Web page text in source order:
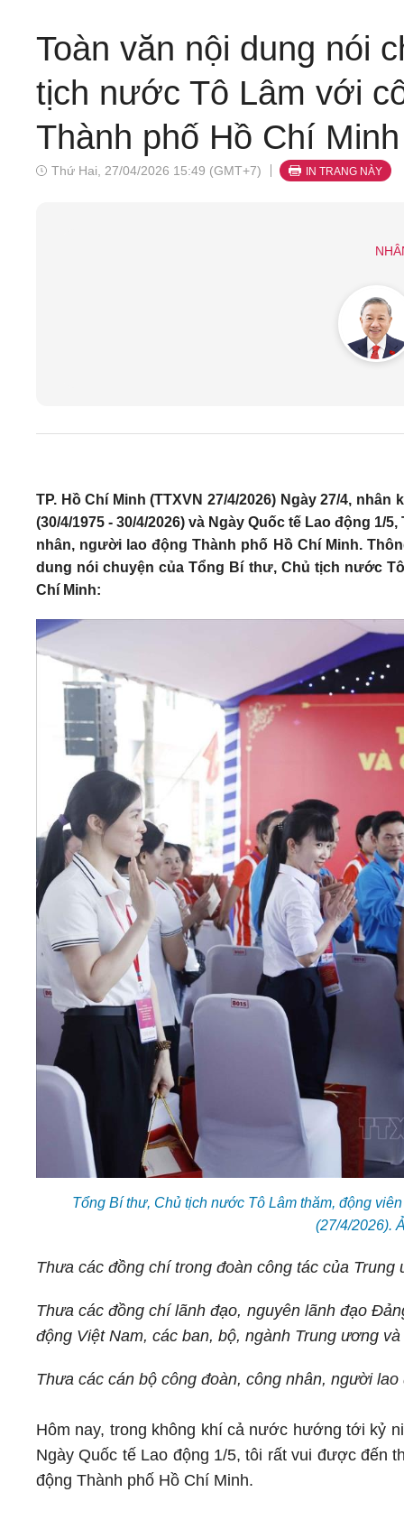
Toàn văn nội dung nói
tịch nước Tô Lâm với
Thành phố Hồ Chí Minh
Thứ Hai, 27/04/2026 15:49 (GMT+7) IN TRANG NÀY
TP. Hồ Chí Minh (TTXVN 27/4/2026) Ngày 27/4,
(30/4/1975 - 30/4/2026) và Ngày Quốc tế Lao động
nhân, người lao động Thành phố Hồ Chí Minh.
dung nói chuyện của Tổng Bí thư, Chủ tịch nước
Chí Minh:
Tổng Bí thư, Chủ tịch nước Tô Lâm thăm, động
(27/4/2026).
Thưa các đồng chí trong đoàn công tác của Trung
Thưa các đồng chí lãnh đạo, nguyên lãnh đạo
động Việt Nam, các ban, bộ, ngành Trung ương
Thưa các cán bộ công đoàn, công nhân, người lao
Hôm nay, trong không khí cả nước hướng tới kỷ
Ngày Quốc tế Lao động 1/5, tôi rất vui được đến
động Thành phố Hồ Chí Minh.